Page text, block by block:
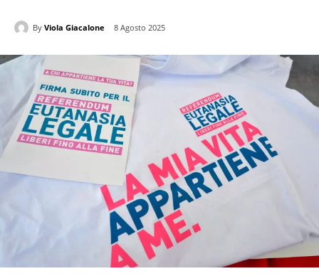
By Viola Giacalone 8 Agosto 2025